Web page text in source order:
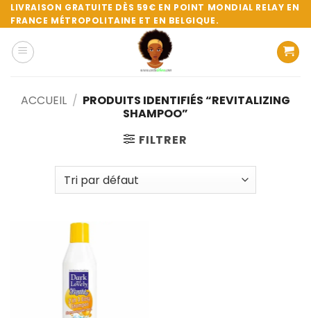
Passer
au
contenu
LIVRAISON GRATUITE DÈS 59€ EN POINT MONDIAL RELAY EN
FRANCE MÉTROPOLITAINE ET EN BELGIQUE.
ACCUEIL / PRODUITS IDENTIFIÉS “REVITALIZING
SHAMPOO”
FILTRER